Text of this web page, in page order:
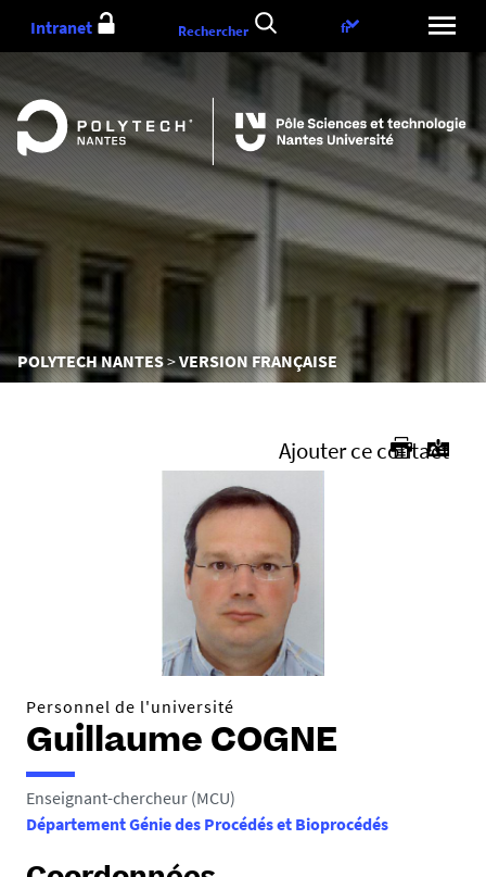
Aller
au
contenu
Vous
êtes
POLYTECH NANTES VERSION FRANÇAISE
Intranet Rechercher
Choix
langue
fr
Ajouter ce contact
Personnel de l'université
Guillaume COGNE
Enseignant-chercheur (MCU)
Département Génie des Procédés et Bioprocédés